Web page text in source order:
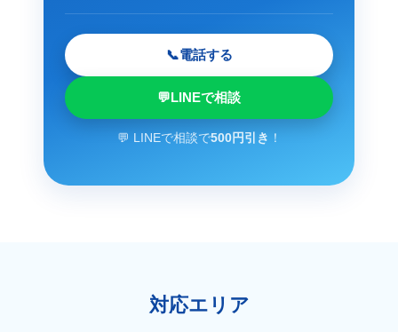
📞電話する
💬LINEで相談
💬 LINEで相談で500円引き ！
対応エリア